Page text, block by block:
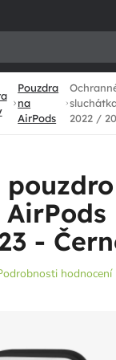
Pouzdra
na
AirPods
2022 /
-
hodnocení